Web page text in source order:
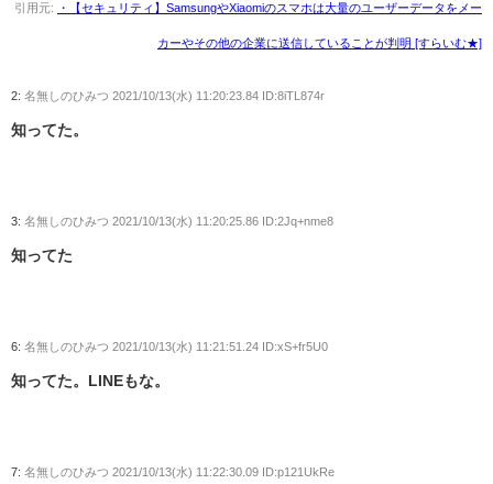
引用元: ・【セキュリティ】SamsungやXiaomiのスマホは大量のユーザーデータをメー
カーやその他の企業に送信していることが判明 [すらいむ★]
2: 名無しのひみつ 2021/10/13(水) 11:20:23.84 ID:8iTL874r
知ってた。
3: 名無しのひみつ 2021/10/13(水) 11:20:25.86 ID:2Jq+nme8
知ってた
6: 名無しのひみつ 2021/10/13(水) 11:21:51.24 ID:xS+fr5U0
知ってた。LINEもな。
7: 名無しのひみつ 2021/10/13(水) 11:22:30.09 ID:p121UkRe